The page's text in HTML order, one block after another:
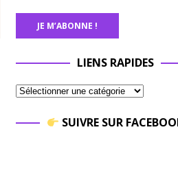
LIENS RAPIDES
SUIVRE SUR